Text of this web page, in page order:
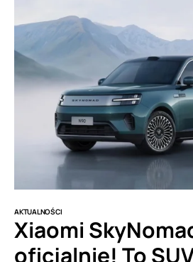
AKTUALNOŚCI
Xiaomi
oficjalnie! To